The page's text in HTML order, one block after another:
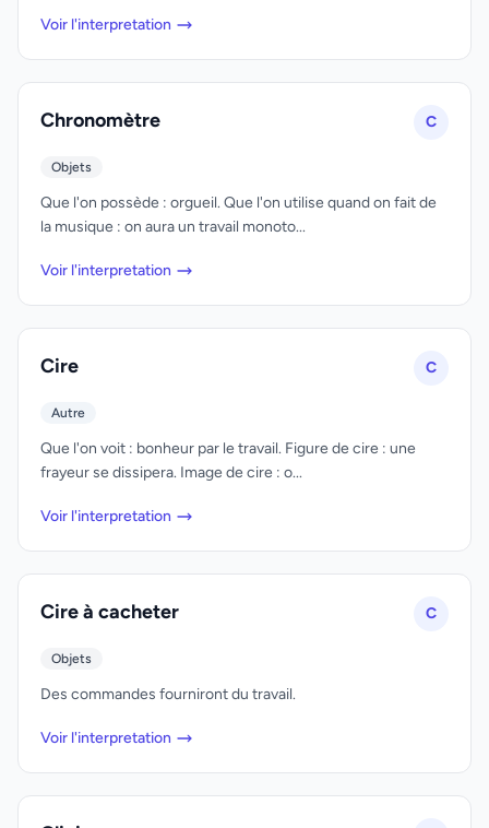
Voir l'interpretation
Chronomètre C
Objets
Que l'on possède : orgueil. Que l'on utilise quand on fait de
la musique : on aura un travail monoto...
Voir l'interpretation
Cire C
Autre
Que l'on voit : bonheur par le travail. Figure de cire : une
frayeur se dissipera. Image de cire : o...
Voir l'interpretation
Cire à cacheter C
Objets
Des commandes fourniront du travail.
Voir l'interpretation